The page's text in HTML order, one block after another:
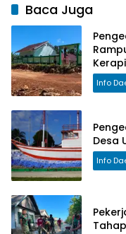
Umbele Hampir
Rampung Berkat
Sinergitas Satgas
TMMD dan
Masyarakat
Baca Juga
Info
Desa
Info